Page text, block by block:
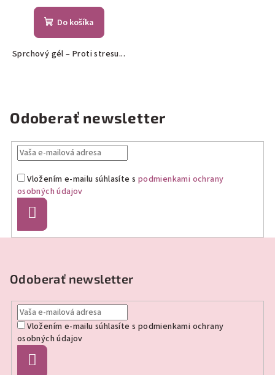
Do košíka
Sprchový gél – Proti stresu...
Odoberať newsletter
Vložením e-mailu súhlasíte s podmienkami ochrany
osobných údajov
Odoberať newsletter
Vložením e-mailu súhlasíte s podmienkami ochrany
osobných údajov